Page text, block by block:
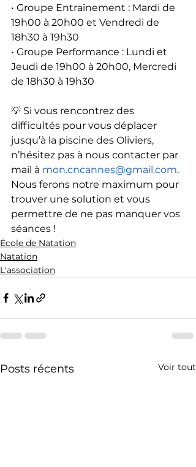
• Groupe Entraînement : Mardi de
19h00 à 20h00 et Vendredi de
18h30 à 19h30
• Groupe Performance : Lundi et
Jeudi de 19h00 à 20h00, Mercredi
de 18h30 à 19h30
💡 Si vous rencontrez des
difficultés pour vous déplacer
jusqu’à la piscine des Oliviers,
n’hésitez pas à nous contacter par
mail à mon.cncannes@gmail.com.
Nous ferons notre maximum pour
trouver une solution et vous
permettre de ne pas manquer vos
séances !
École de Natation
Natation
L'association
Posts récents Voir tout